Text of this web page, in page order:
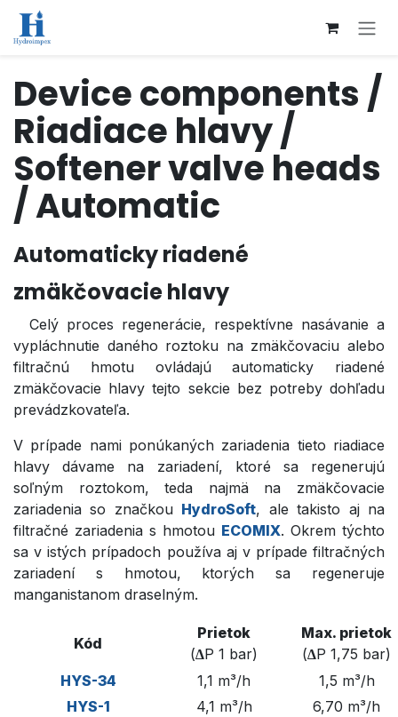
Přejít na obsah
Device components /
Riadiace hlavy /
Softener valve heads
/ Automatic
Automaticky riadené
zmäkčovacie hlavy
Celý proces regenerácie, respektívne nasávanie a
vypláchnutie daného roztoku na zmäkčovaciu alebo
filtračnú hmotu ovládajú automaticky riadené
zmäkčovacie hlavy tejto sekcie bez potreby dohľadu
prevádzkovateľa.
V prípade nami ponúkaných zariadenia tieto riadiace
hlavy dávame na zariadení, ktoré sa regenerujú
soľným roztokom, teda najmä na zmäkčovacie
zariadenia so značkou HydroSoft, ale takisto aj na
filtračné zariadenia s hmotou ECOMIX. Okrem týchto
sa v istých prípadoch používa aj v prípade filtračných
zariadení s hmotou, ktorých sa regeneruje
manganistanom draselným.
Kód
Prietok
(∆P 1 bar)
Max. prietok
(∆P 1,75 bar)
HYS-34
1,1 m³/h
1,5 m³/h
HYS-1
4,1 m³/h
6,70 m³/h